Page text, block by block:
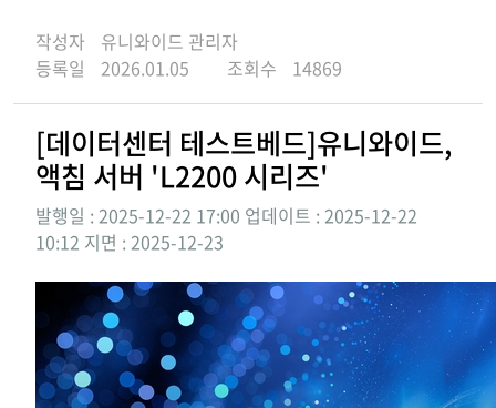
작성자
유니와이드 관리자
등록일
2026.01.05 조회수 14869
[데이터센터 테스트베드]유니와이드,
액침 서버 'L2200 시리즈'
발행일 : 2025-12-22 17:00 업데이트 : 2025-12-22
10:12 지면 : 2025-12-23